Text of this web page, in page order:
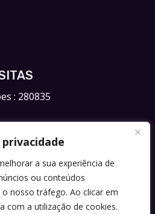
a sua experiência de
ou conteúdos
nosso tráfego. Ao clicar em
com a utilização de cookies.
: 280835